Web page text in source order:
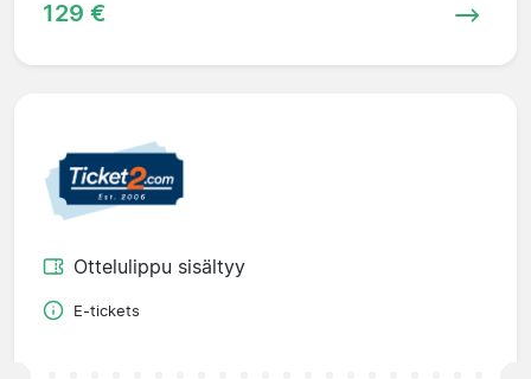
129 €
Ottelulippu sisältyy
E-tickets